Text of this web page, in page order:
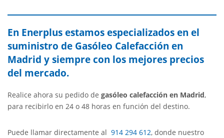
En Enerplus estamos especializados en el
suministro de Gasóleo Calefacción en
Madrid y siempre con los mejores precios
del mercado.
Realice ahora su pedido de gasóleo calefacción en Madrid,
para recibirlo en 24 o 48 horas en función del destino.
Puede llamar directamente al 914 294 612, donde nuestro